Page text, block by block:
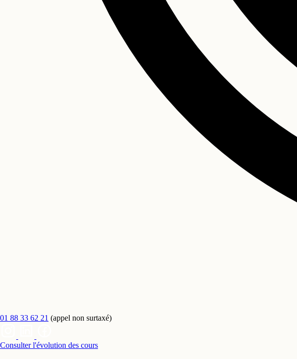
01 88 33 62 21 (appel non surtaxé)
Consulter l'évolution des cours